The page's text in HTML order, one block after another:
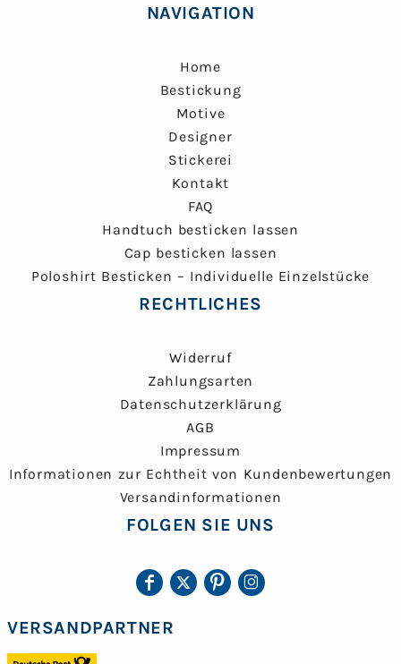
NAVIGATION
Home
Bestickung
Motive
Designer
Stickerei
Kontakt
FAQ
Handtuch besticken lassen
Cap besticken lassen
Poloshirt Besticken – Individuelle Einzelstücke
RECHTLICHES
Widerruf
Zahlungsarten
Datenschutzerklärung
AGB
Impressum
Informationen zur Echtheit von Kundenbewertungen
Versandinformationen
FOLGEN SIE UNS
VERSANDPARTNER